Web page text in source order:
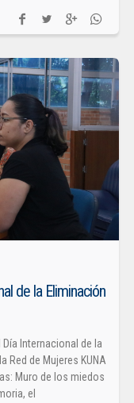
de la Eliminación
Internacional de la
Red de Mujeres KUNA
Muro de los miedos
el